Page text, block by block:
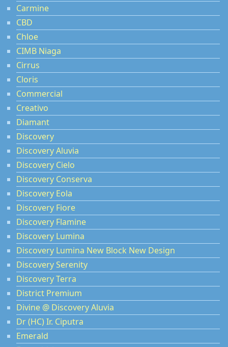
Carmine
CBD
Chloe
CIMB Niaga
Cirrus
Cloris
Commercial
Creativo
Diamant
Discovery
Discovery Aluvia
Discovery Cielo
Discovery Conserva
Discovery Eola
Discovery Fiore
Discovery Flamine
Discovery Lumina
Discovery Lumina New Block New Design
Discovery Serenity
Discovery Terra
District Premium
Divine @ Discovery Aluvia
Dr (HC) Ir. Ciputra
Emerald